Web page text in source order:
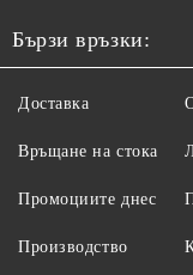
Бързи връзки:
Доставка
Връщане на стока
Промоциите днес
Производство